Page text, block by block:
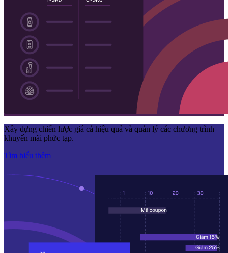
Xây dựng chiến lược giá cả hiệu quả và quản lý các chương trình
khuyến mãi phức tạp.
Tìm hiểu thêm